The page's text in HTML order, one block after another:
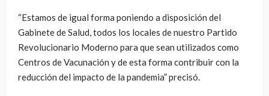
“Estamos de igual forma poniendo a disposición del
Gabinete de Salud, todos los locales de nuestro Partido
Revolucionario Moderno para que sean utilizados como
Centros de Vacunación y de esta forma contribuir con la
reducción del impacto de la pandemia” precisó.